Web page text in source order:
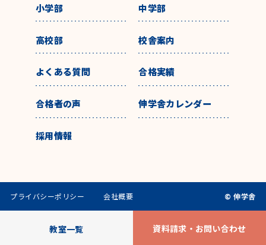
教室一覧 資料請求・お問い合わせ
小学部 中学部
高校部 校舎案内
よくある質問 合格実績
合格者の声 伸学舎カレンダー
採用情報
プライバシーポリシー 会社概要 © 伸学舎